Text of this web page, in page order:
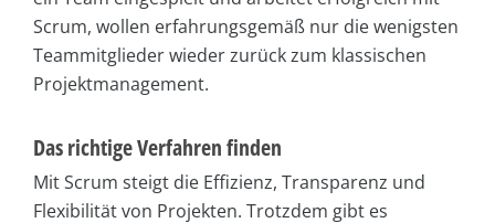
Scrum, wollen erfahrungsgemäß nur die wenigsten
Teammitglieder wieder zurück zum klassischen
Projektmanagement.
Das richtige Verfahren finden
Mit Scrum steigt die Effizienz, Transparenz und
Flexibilität von Projekten. Trotzdem gibt es